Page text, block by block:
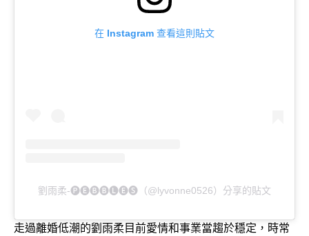
在 Instagram 查看這則貼文
劉雨柔-🅟🅔🅑🅑🅛🅔🅢（@lyvonne0526）分享的貼文
走過離婚低潮的劉雨柔目前愛情和事業當趨於穩定，時常